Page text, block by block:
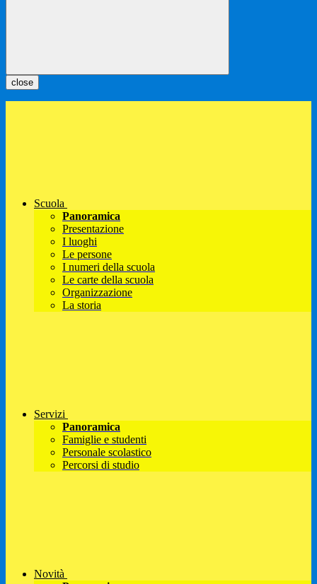
close
Scuola
Panoramica
Presentazione
I luoghi
Le persone
I numeri della scuola
Le carte della scuola
Organizzazione
La storia
Servizi
Panoramica
Famiglie e studenti
Personale scolastico
Percorsi di studio
Novità